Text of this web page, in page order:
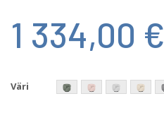
1 334,00 €
Väri